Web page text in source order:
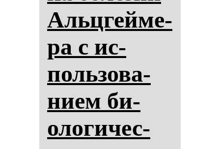
Альцгей­ме­
ра с ис­
поль­зо­ва­
ни­ем би­
оло­ги­чес­